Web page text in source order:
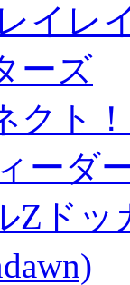
イレ
ーズ
クト
ーダ
Zド